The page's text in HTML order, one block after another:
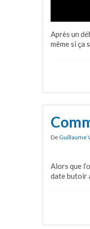
Après un
même si ça
DeGuillaume
Alors que
date butoir